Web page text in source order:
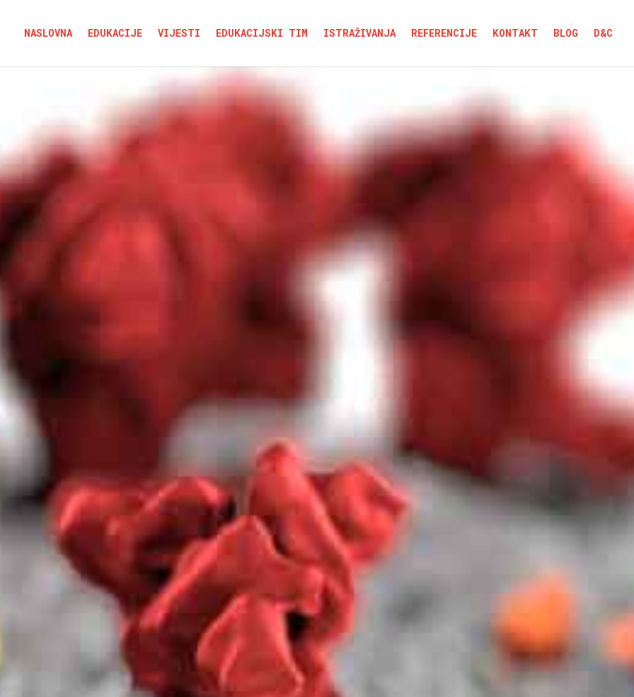
NASLOVNA EDUKACIJE VIJESTI EDUKACIJSKI TIM ISTRAŽIVANJA REFERENCIJE KONTAKT BLOG D&C